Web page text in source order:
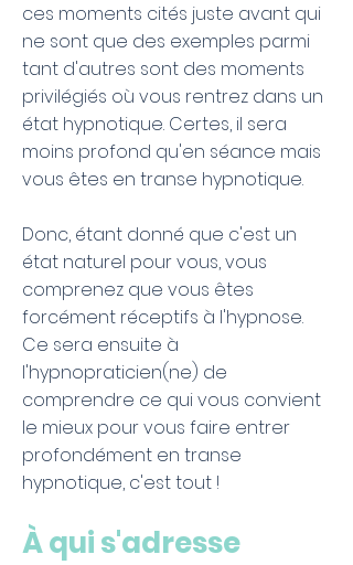
ces moments cités juste avant qui
ne sont que des exemples parmi
tant d'autres sont des moments
privilégiés où vous rentrez dans un
état hypnotique. Certes, il sera
moins profond qu'en séance mais
vous êtes en transe hypnotique.
Donc, étant donné que c'est un
état naturel pour vous, vous
comprenez que vous êtes
forcément réceptifs à l'hypnose.
Ce sera ensuite à
l'hypnopraticien(ne) de
comprendre ce qui vous convient
le mieux pour vous faire entrer
profondément en transe
hypnotique, c'est tout !
À qui s'adresse